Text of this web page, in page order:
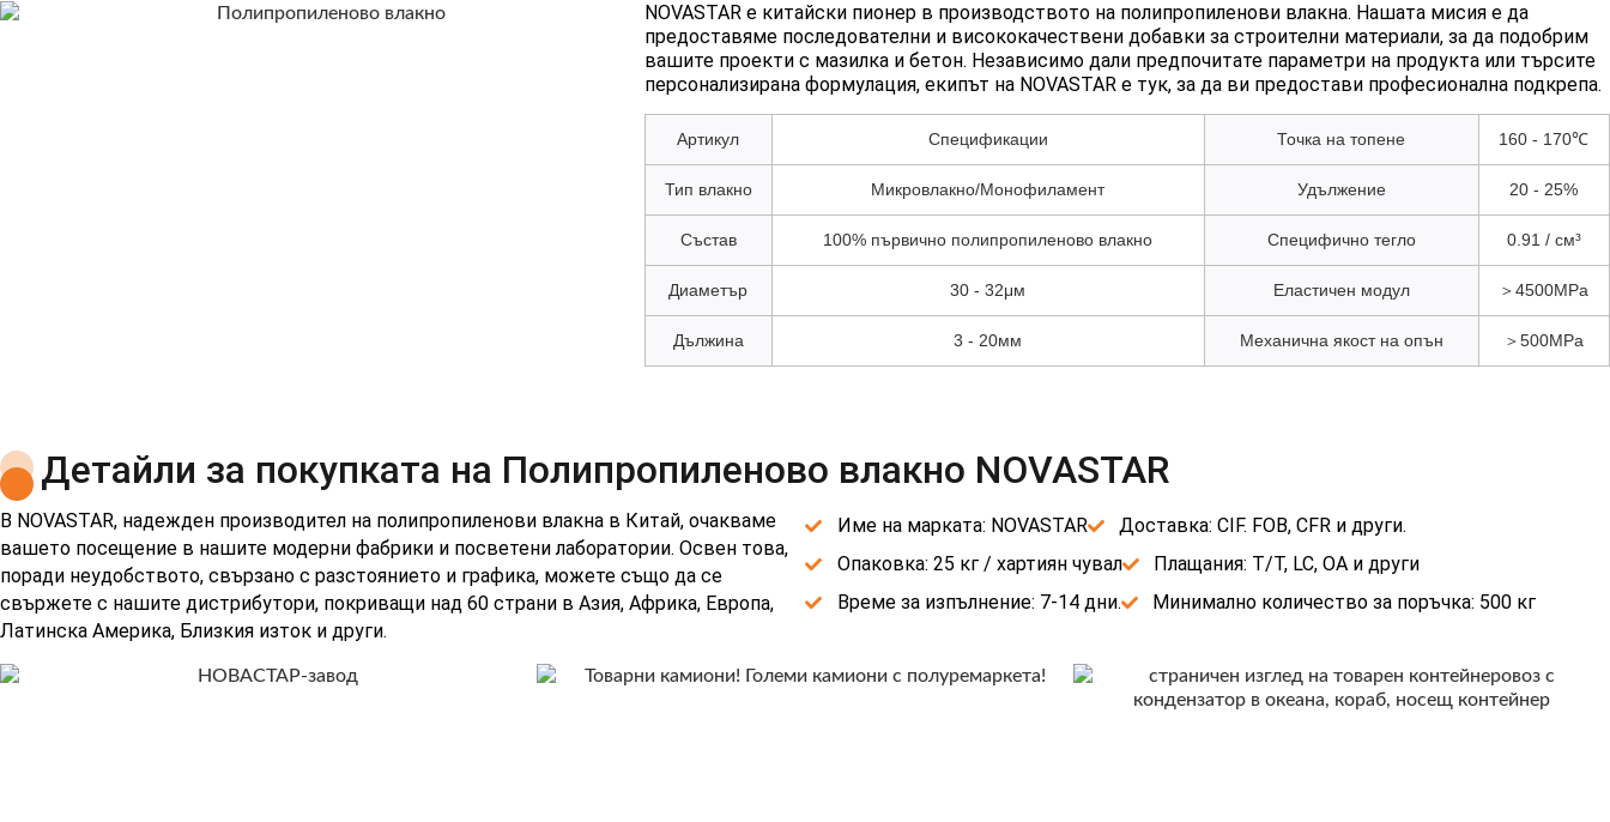
NOVASTAR е китайски пионер в производството на полипропиленови влакна. Нашата мисия е да
предоставяме последователни и висококачествени добавки за строителни материали, за да подобрим
вашите проекти с мазилка и бетон. Независимо дали предпочитате параметри на продукта или търсите
персонализирана формулация, екипът на NOVASTAR е тук, за да ви предостави професионална подкрепа.
Артикул Спецификации Точка на топене 160 - 170℃
Тип влакно Микровлакно/Монофиламент Удължение 20 - 25%
Състав 100% първично полипропиленово влакно Специфично тегло 0.91 / см³
Диаметър 30 - 32μм Еластичен модул ＞4500МРа
Дължина 3 - 20мм Механична якост на опън ＞500MPa
Детайли за покупката на Полипропиленово влакно NOVASTAR
В NOVASTAR, надежден производител на полипропиленови влакна в Китай, очакваме
вашето посещение в нашите модерни фабрики и посветени лаборатории. Освен това,
поради неудобството, свързано с разстоянието и графика, можете също да се
свържете с нашите дистрибутори, покриващи над 60 страни в Азия, Африка, Европа,
Латинска Америка, Близкия изток и други.
Име на марката: NOVASTAR
Доставка: CIF. FOB, CFR и други.
Опаковка: 25 кг / хартиян чувал
Плащания: T/T, LC, OA и други
Време за изпълнение: 7-14 дни.
Минимално количество за поръчка: 500 кг